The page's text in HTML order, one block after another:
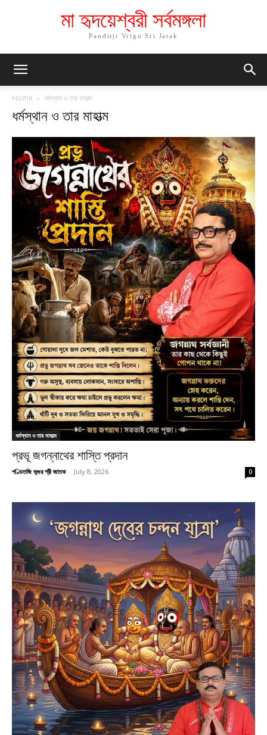
মা হৃদয়েশ্বরী সর্বমঙ্গলা
Panditji Vrigu Sri Jatak
Home ধর্মস্থান ও তার মাহাত্ম
ধর্মস্থান ও তার মাহাত্ম
ধর্মস্থান ও তার মাহাত্ম
প্রভূ জগন্নাথের শাস্তি প্রদান
পণ্ডিতজি ভৃগুর শ্রী জাতক - July 8, 2026 0